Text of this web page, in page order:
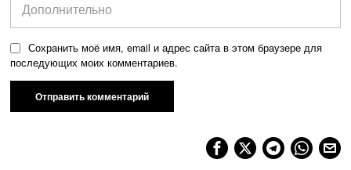
Сохранить моё имя, email и адрес сайта в этом браузере для
последующих моих комментариев.